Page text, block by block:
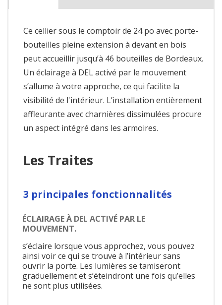
Ce cellier sous le comptoir de 24 po avec porte-
bouteilles pleine extension à devant en bois
peut accueillir jusqu’à 46 bouteilles de Bordeaux.
Un éclairage à DEL activé par le mouvement
s’allume à votre approche, ce qui facilite la
visibilité de l'intérieur. L’installation entièrement
affleurante avec charnières dissimulées procure
un aspect intégré dans les armoires.
Les Traites
3 principales fonctionnalités
ÉCLAIRAGE À DEL ACTIVÉ PAR LE
MOUVEMENT.
s’éclaire lorsque vous approchez, vous pouvez
ainsi voir ce qui se trouve à l’intérieur sans
ouvrir la porte. Les lumières se tamiseront
graduellement et s’éteindront une fois qu’elles
ne sont plus utilisées.